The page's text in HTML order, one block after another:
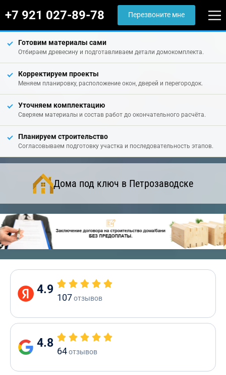
+7 921 027-89-78 Перезвоните мне
Готовим материалы сами
Отбираем древесину и подготавливаем детали домокомплекта.
Корректируем проекты
Меняем планировку, расположение окон, дверей и перегородок.
Уточняем комплектацию
Сверяем материалы и состав работ до окончательного расчёта.
Планируем строительство
Согласовываем подготовку участка и последовательность этапов.
Дома под ключ в Петрозаводске
4.9
107отзывов
4.8
64отзывов